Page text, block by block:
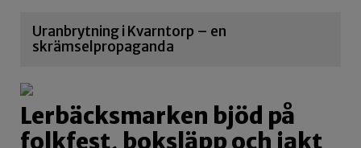
Uranbrytning i Kvarntorp – en
skrämselpropaganda
Lerbäcksmarken bjöd på
folkfest, boksläpp och jakt